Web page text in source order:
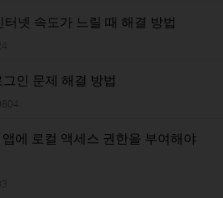
넷 속도가 느릴 때 해결 방법
인 문제 해결 방법
에 로컬 액세스 권한을 부여해야